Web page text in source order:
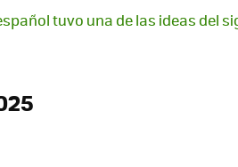
tuvo una de las ideas del